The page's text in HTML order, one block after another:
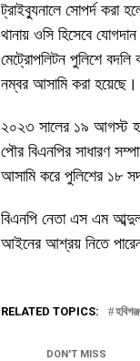
ট্রাইব্যুনালে সোপর্দ করা
থানায় ওসি হিসেবে
মেট্রোপলিটন পুলিশে
নম্বর আসামি করা হয়েছে।
২০২৩ সালের ১৯ আগস্ট
পৌর বিএনপির সাধারণ
আসামি করে পুলিশের ১৮
বিএনপি নেতা এস এম
আইনের আশ্রয় নিতে
RELATED TOPICS: হবিগঞ্জ
DON'T MISS